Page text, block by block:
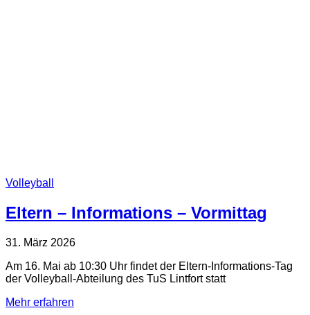
Volleyball
Eltern – Informations – Vormittag
31. März 2026
Am 16. Mai ab 10:30 Uhr findet der Eltern-Informations-Tag
der Volleyball-Abteilung des TuS Lintfort statt
Mehr erfahren